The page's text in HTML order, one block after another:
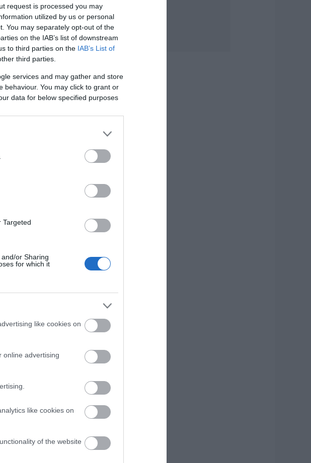
request is processed you may
utilized by us or personal
You may separately opt-out of the
on the IAB’s list of downstream
to third parties on the IAB’s List of
third parties.
services and may gather and store
behaviour. You may click to grant or
data for below specified purposes
Targeted
or Sharing
for which it
like cookies on
online advertising
like cookies on
of the website
07.08.2026 | 08:45
Εορτολόγιο: Ποιοι
γιορτάζουν σήμερα,
Παρασκευή 7
Αυγούστου
Καιρός: Πάνω από
35 βαθμούς σήμερα
Εύβοια
Εύβοια: Σήμερα το
τελευταίο αντίο
τροχαίο με
αγριογούρουνο
Φωτιά στη Σκύρο:
δυνάμεις της
Πυροσβεστικής
Συνελήφθη 63χρονη
Σκύρο
Φωτιά στη Σκύρο:
Νέες εικόνες και
βίντεο
06.08.2026 | 22:04